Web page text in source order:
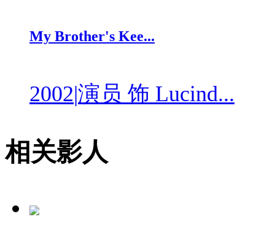
My Brother's Kee...
2002|演员 饰 Lucind...
相关影人